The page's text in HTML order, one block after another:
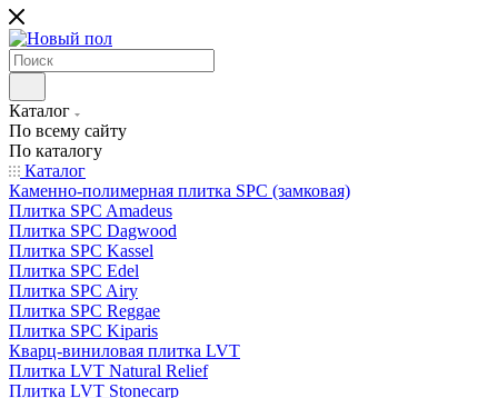
Каталог
По всему сайту
По каталогу
Каталог
Каменно-полимерная плитка SPC (замковая)
Плитка SPC Amadeus
Плитка SPC Dagwood
Плитка SPC Kassel
Плитка SPC Edel
Плитка SPC Airy
Плитка SPC Reggae
Плитка SPC Kiparis
Кварц-виниловая плитка LVT
Плитка LVT Natural Relief
Плитка LVT Stonecarp